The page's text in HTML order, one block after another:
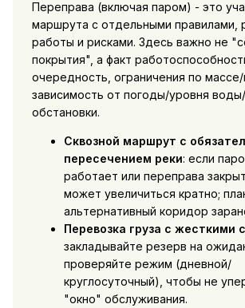
Переправа (включая паром) - это
маршрута с отдельными правилами,
работы и рисками. Здесь важно не
покрытия", а факт
очередность, ограничения по
зависимость от погоды/уровня
обстановки.
Сквозной маршрут с
пересечением реки: если
работает или переправа
может увеличиться кратно;
альтернативный коридор
Перевозка груза с жесткими
закладывайте резерв на
проверяйте режим (дневной/
круглосуточный), чтобы не
"окно" обслуживания.